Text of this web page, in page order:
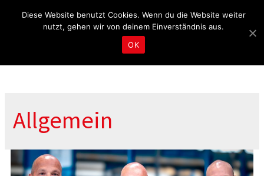
Allgemein
Diese Website benutzt Cookies. Wenn du die Website weiter
nutzt, gehen wir von deinem Einverständnis aus.
OK